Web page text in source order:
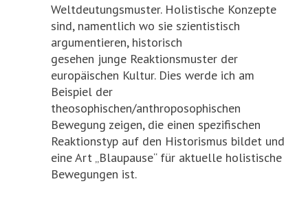
Weltdeutungsmuster. Holistische Konzepte
sind, namentlich wo sie szientistisch
argumentieren, historisch
gesehen junge Reaktionsmuster der
europäischen Kultur. Dies werde ich am
Beispiel der
theosophischen/anthroposophischen
Bewegung zeigen, die einen spezifischen
Reaktionstyp auf den Historismus bildet und
eine Art „Blaupause“ für aktuelle holistische
Bewegungen ist.